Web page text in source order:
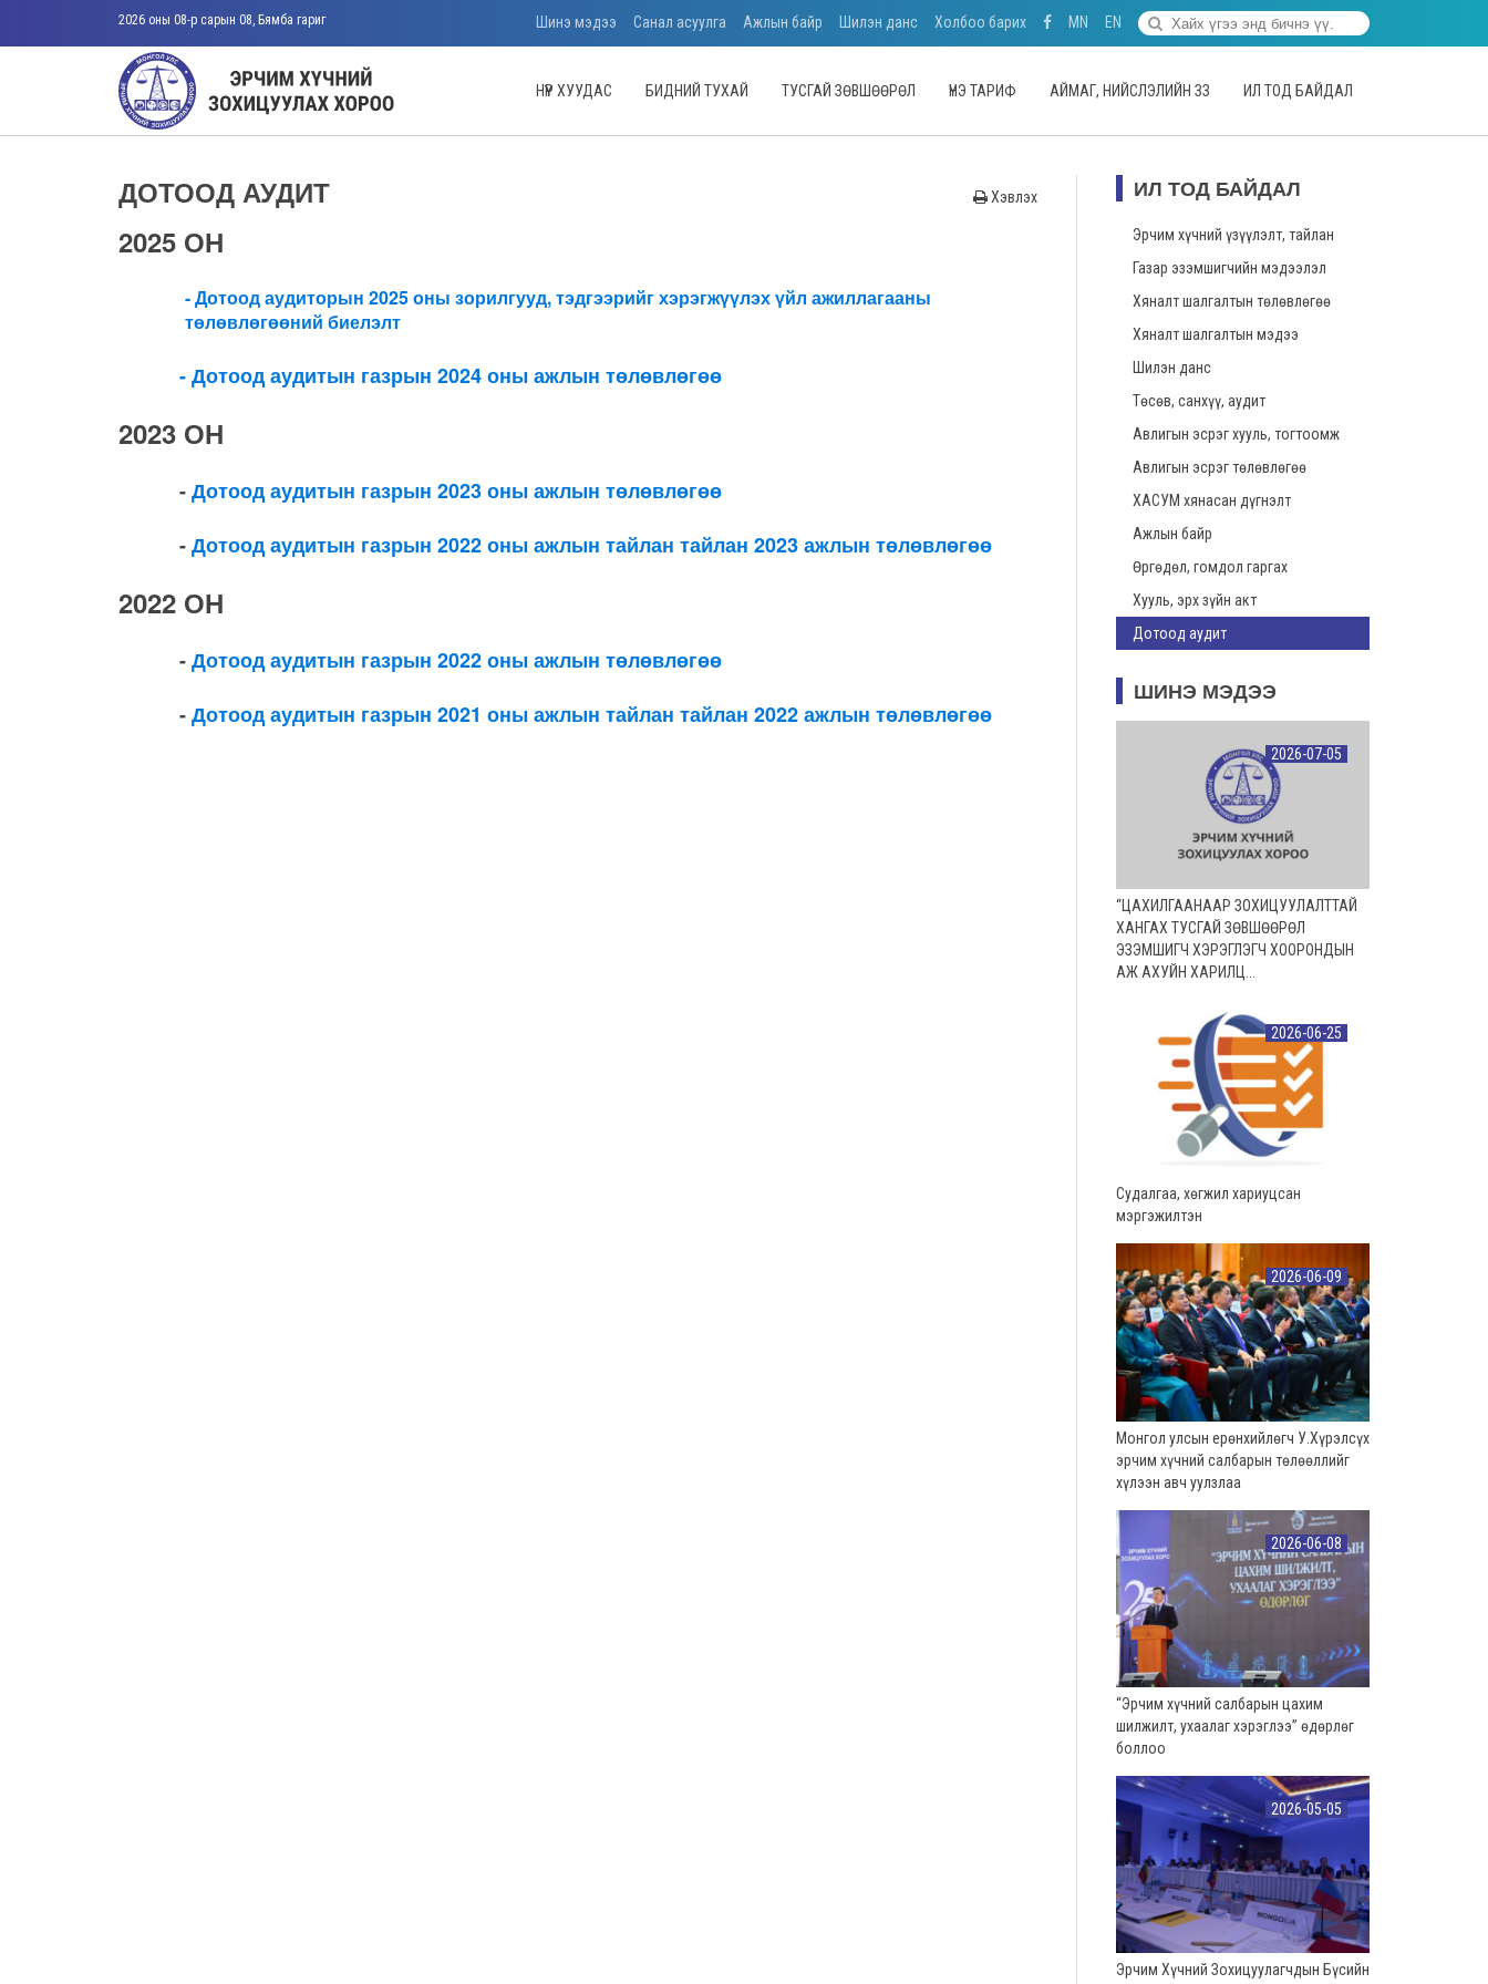
Шинэ мэдээ Санал асуулга Ажлын байр Шилэн данс Холбоо барих MN EN
2026 оны 08-р сарын 08, Бямба гариг
НҮҮР ХУУДАС БИДНИЙ ТУХАЙ ТУСГАЙ ЗӨВШӨӨРӨЛ ҮНЭ ТАРИФ АЙМАГ, НИЙСЛЭЛИЙН ЗЗ ИЛ ТОД БАЙДАЛ
Хэвлэх
ДОТООД АУДИТ
2025 ОН
-Дотоод аудиторын 2025 оны зорилгууд, тэдгээрийг хэрэгжүүлэх үйл ажиллагааны
төлөвлөгөөний биелэлт
- Дотоод аудитын газрын 2024 оны ажлын төлөвлөгөө
2023 ОН
-Дотоод аудитын газрын 2023 оны ажлын төлөвлөгөө
-Дотоод аудитын газрын 2022 оны ажлын тайлан тайлан 2023 ажлын төлөвлөгөө
2022 ОН
-Дотоод аудитын газрын 2022 оны ажлын төлөвлөгөө
-Дотоод аудитын газрын 2021 оны ажлын тайлан тайлан 2022 ажлын төлөвлөгөө
ИЛ ТОД БАЙДАЛ
Эрчим хүчний үзүүлэлт, тайлан
Газар эзэмшигчийн мэдээлэл
Хяналт шалгалтын төлөвлөгөө
Хяналт шалгалтын мэдээ
Шилэн данс
Төсөв, санхүү, аудит
Авлигын эсрэг хууль, тогтоомж
Авлигын эсрэг төлөвлөгөө
ХАСУМ хянасан дүгнэлт
Ажлын байр
Өргөдөл, гомдол гаргах
Хууль, эрх зүйн акт
Дотоод аудит
ШИНЭ МЭДЭЭ
2026-07-05
“ЦАХИЛГААНААР ЗОХИЦУУЛАЛТТАЙ
ХАНГАХ ТУСГАЙ ЗӨВШӨӨРӨЛ
ЭЗЭМШИГЧ ХЭРЭГЛЭГЧ ХООРОНДЫН
АЖ АХУЙН ХАРИЛЦ...
2026-06-25
Судалгаа, хөгжил хариуцсан
мэргэжилтэн
2026-06-09
Монгол улсын ерөнхийлөгч У.Хүрэлсүх
эрчим хүчний салбарын төлөөллийг
хүлээн авч уулзлаа
2026-06-08
“Эрчим хүчний салбарын цахим
шилжилт, ухаалаг хэрэглээ” өдөрлөг
боллоо
2026-05-05
Эрчим Хүчний Зохицуулагчдын Бүсийн